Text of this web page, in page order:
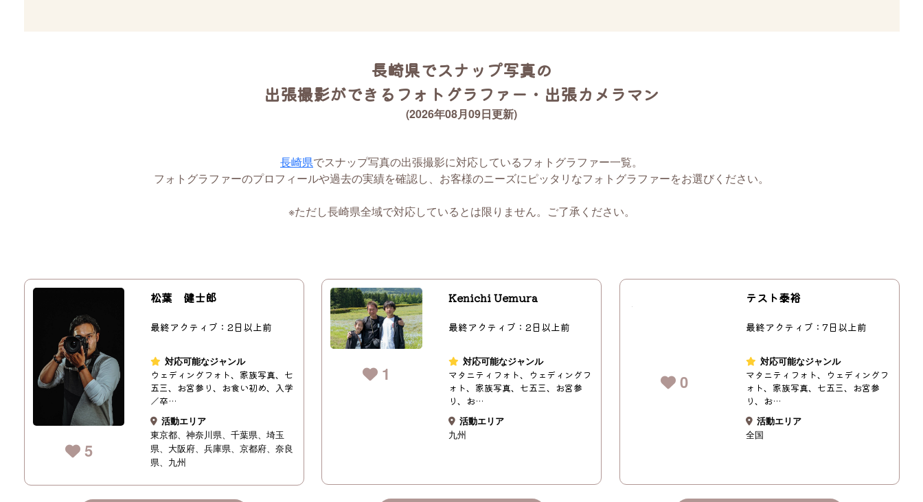
長崎県でスナップ写真の
出張撮影ができるフォトグラファー・出張カメラマン
(2026年08月09日更新)
長崎県でスナップ写真の出張撮影に対応しているフォトグラファー一覧。
フォトグラファーのプロフィールや過去の実績を確認し、お客様のニーズにピッタリなフォトグラファーをお選びください。
※ただし長崎県全域で対応しているとは限りません。ご了承ください。
5
松葉 健士郎
最終アクティブ：2日以上前
対応可能なジャンル
ウェディングフォト、家族写真、七
五三、お宮参り、お食い初め、入学
／卒…
活動エリア
東京都
神奈川県 千葉県
埼玉
県
大阪府 兵庫県 京都府
奈良
県
九州
1
Kenichi Uemura
最終アクティブ：2日以上前
対応可能なジャンル
マタニティフォト、ウェディングフ
ォト、家族写真、七五三、お宮参
り、お…
活動エリア
九州
0
テスト泰裕
最終アクティブ：7日以上前
対応可能なジャンル
マタニティフォト、ウェディングフ
ォト、家族写真、七五三、お宮参
り、お…
活動エリア
全国